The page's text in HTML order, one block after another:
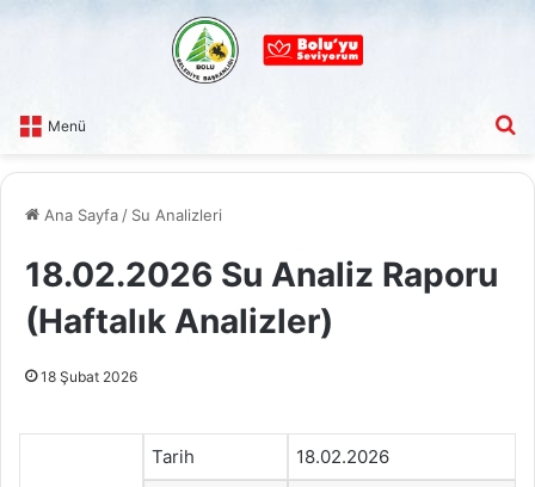
Menü
Ana Sayfa / Su Analizleri
18.02.2026 Su Analiz Raporu
(Haftalık Analizler)
18 Şubat 2026
Tarih 18.02.2026